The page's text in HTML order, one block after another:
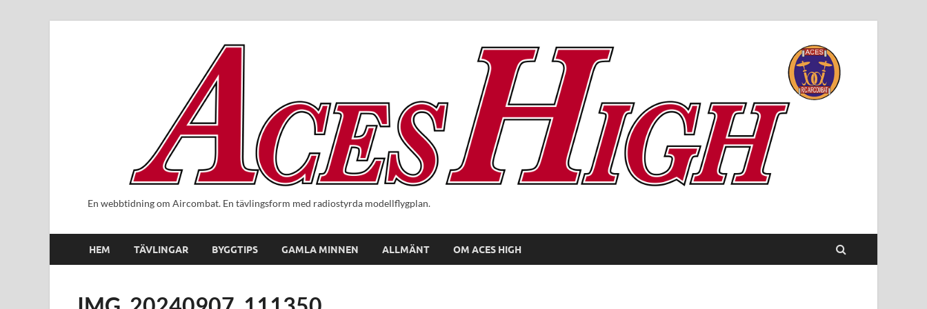
En webbtidning om Aircombat. En tävlingsform med radiostyrda modellflygplan.
HEM TÄVLINGAR BYGGTIPS GAMLA MINNEN ALLMÄNT OM ACES HIGH